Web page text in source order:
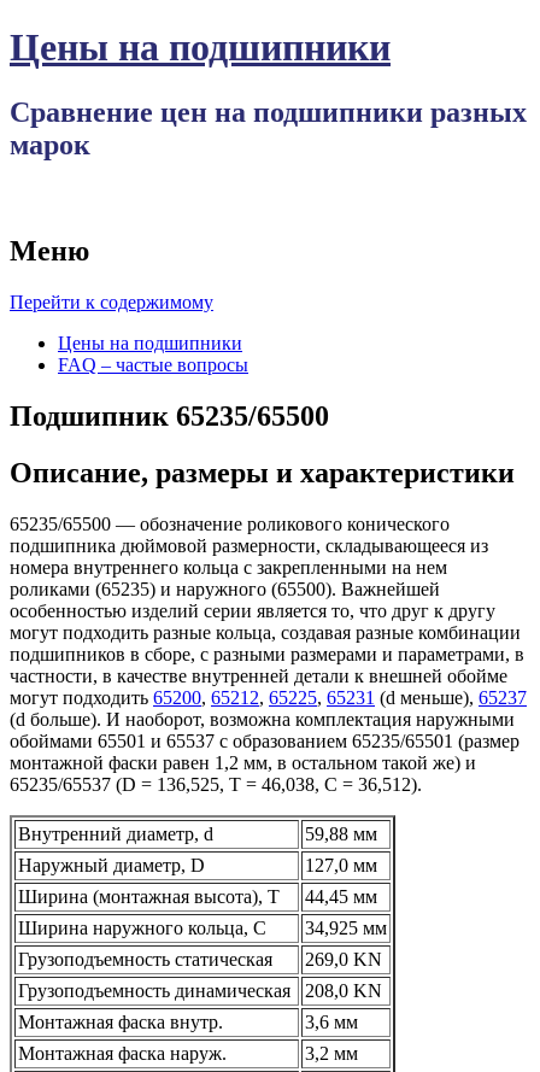
Цены на подшипники
Сравнение цен на подшипники разных
марок
Меню
Перейти к содержимому
Цены на подшипники
FAQ – частые вопросы
Подшипник 65235/65500
Описание, размеры и характеристики
65235/65500 — обозначение роликового конического
подшипника дюймовой размерности, складывающееся из
номера внутреннего кольца с закрепленными на нем
роликами (65235) и наружного (65500). Важнейшей
особенностью изделий серии является то, что друг к другу
могут подходить разные кольца, создавая разные комбинации
подшипников в сборе, с разными размерами и параметрами, в
частности, в качестве внутренней детали к внешней обойме
могут подходить 65200, 65212, 65225, 65231 (d меньше), 65237
(d больше). И наоборот, возможна комплектация наружными
обоймами 65501 и 65537 с образованием 65235/65501 (размер
монтажной фаски равен 1,2 мм, в остальном такой же) и
65235/65537 (D = 136,525, T = 46,038, C = 36,512).
Внутренний диаметр, d
59,88 мм
Наружный диаметр, D
127,0 мм
Ширина (монтажная высота), T
44,45 мм
Ширина наружного кольца, С
34,925 мм
Грузоподъемность статическая
269,0 KN
Грузоподъемность динамическая
208,0 KN
Монтажная фаска внутр.
3,6 мм
Монтажная фаска наруж.
3,2 мм